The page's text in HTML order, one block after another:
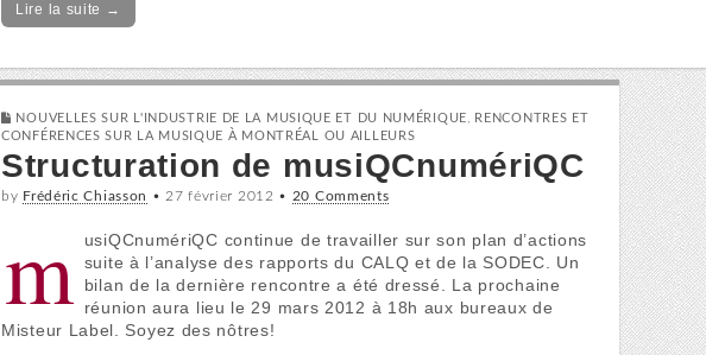
Lire la suite →
NOUVELLES SUR L'INDUSTRIE DE LA MUSIQUE ET DU NUMÉRIQUE
RENCONTRES ET
CONFÉRENCES SUR LA MUSIQUE À MONTRÉAL OU AILLEURS
Structuration de musiQCnumériQC
by Frédéric Chiasson • 27 février 2012 • 20 Comments
m usiQCnumériQC continue de travailler sur son plan d’actions
suite à l’analyse des rapports du CALQ et de la SODEC. Un
bilan de la dernière rencontre a été dressé. La prochaine
réunion aura lieu le 29 mars 2012 à 18h aux bureaux de
Misteur Label. Soyez des nôtres!